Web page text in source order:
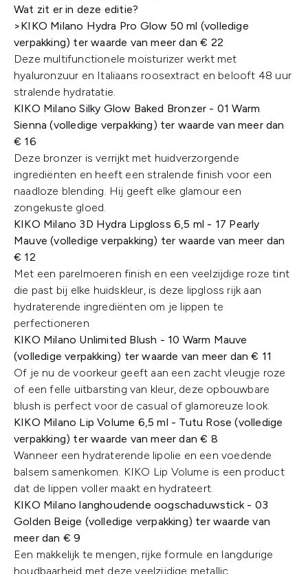
Wat zit er in deze editie?​
>KIKO Milano Hydra Pro Glow 50 ml (volledige
verpakking) ter waarde van meer dan € 22
Deze multifunctionele moisturizer werkt met
hyaluronzuur en Italiaans roosextract en belooft 48 uur
stralende hydratatie.​
KIKO Milano Silky Glow Baked Bronzer - 01 Warm
Sienna (volledige verpakking) ter waarde van meer dan
€ 16
Deze bronzer is verrijkt met huidverzorgende
ingrediënten en heeft een stralende finish voor een
naadloze blending. Hij geeft elke glamour een
zongekuste gloed. ​
KIKO Milano 3D Hydra Lipgloss 6,5 ml - 17 Pearly
Mauve (volledige verpakking) ter waarde van meer dan
€ 12
Met een parelmoeren finish en een veelzijdige roze tint
die past bij elke huidskleur, is deze lipgloss rijk aan
hydraterende ingrediënten om je lippen te
perfectioneren
KIKO Milano Unlimited Blush - 10 Warm Mauve
(volledige verpakking) ter waarde van meer dan € 11
Of je nu de voorkeur geeft aan een zacht vleugje roze
of een felle uitbarsting van kleur, deze opbouwbare
blush is perfect voor de casual of glamoreuze look.
KIKO Milano Lip Volume 6,5 ml - Tutu Rose (volledige
verpakking) ter waarde van meer dan € 8
Wanneer een hydraterende lipolie en een voedende
balsem samenkomen. KIKO Lip Volume is een product
dat de lippen voller maakt en hydrateert.​
KIKO Milano langhoudende oogschaduwstick - 03
Golden Beige (volledige verpakking) ter waarde van
meer dan € 9
Een makkelijk te mengen, rijke formule en langdurige
houdbaarheid met deze veelzijdige metallic